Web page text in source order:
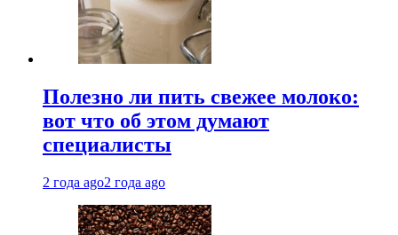
Полезно ли пить свежее молоко:
вот что об этом думают
специалисты
2 года ago2 года ago